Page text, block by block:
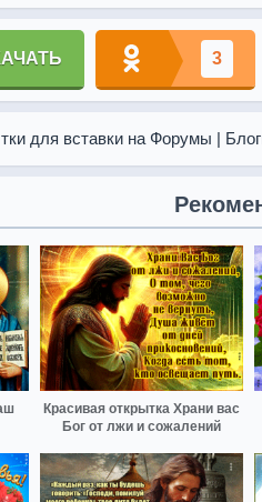
3
для вставки на Форумы |
Красивая открытка Храни вас
Бог от лжи и сожалений